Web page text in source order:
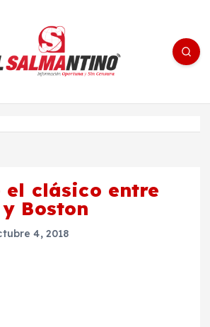
- medios/noticias/editorial
el clásico entre
Boston
4, 2018